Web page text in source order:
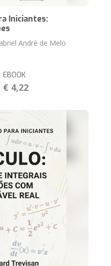
Iniciantes:
André de Melo
EBOOK
€ 4,22